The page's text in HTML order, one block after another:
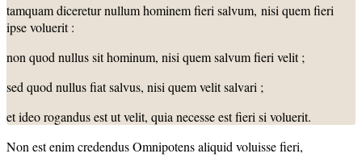
tamquam diceretur nullum hominem fieri salvum, nisi quem fieri
ipse voluerit :
non quod nullus sit hominum, nisi quem salvum fieri velit ;
sed quod nullus fiat salvus, nisi quem velit salvari ;
et ideo rogandus est ut velit, quia necesse est fieri si voluerit.
Non est enim credendus Omnipotens aliquid voluisse fieri,